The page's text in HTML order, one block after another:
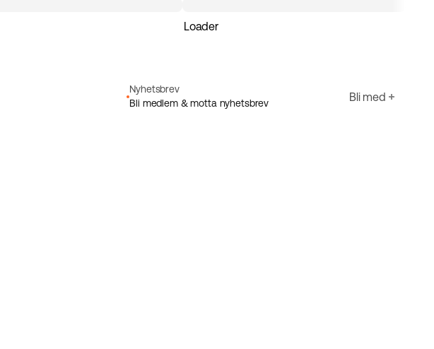
Loader
Nyhetsbrev
Bli medlem & motta nyhetsbrev
Bli med